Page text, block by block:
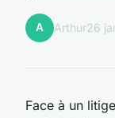
A Arthur26
Face à un